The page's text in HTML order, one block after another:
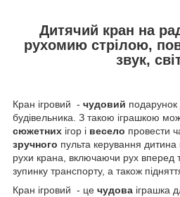
Дитячий кран на
рухомию стрілою,
звук,
Кран ігровий - чудовий
будівельника. З такою іграшкою
сюжетних ігор і весело провести
зручного пульта керування
рухи крана, включаючи рух вперед
зупинку транспорту, а також
Кран ігровий - це чудова іграшка